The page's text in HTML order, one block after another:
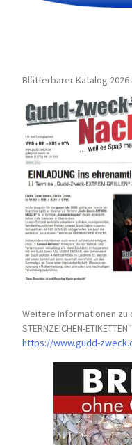
Blätterbarer Katalog 2026
Weitere Informationen zu
STERNZEICHEN-
https://www.gudd-